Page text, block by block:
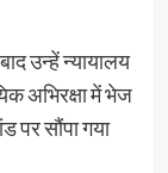
उन्हें न्यायालय
अभिरक्षा में भेज
पर सौंपा गया